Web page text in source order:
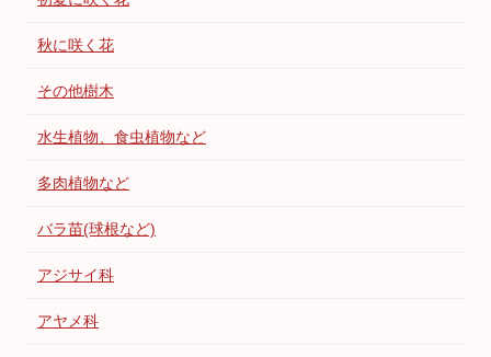
秋に咲く花
その他樹木
水生植物、食虫植物など
多肉植物など
バラ苗(球根など)
アジサイ科
アヤメ科